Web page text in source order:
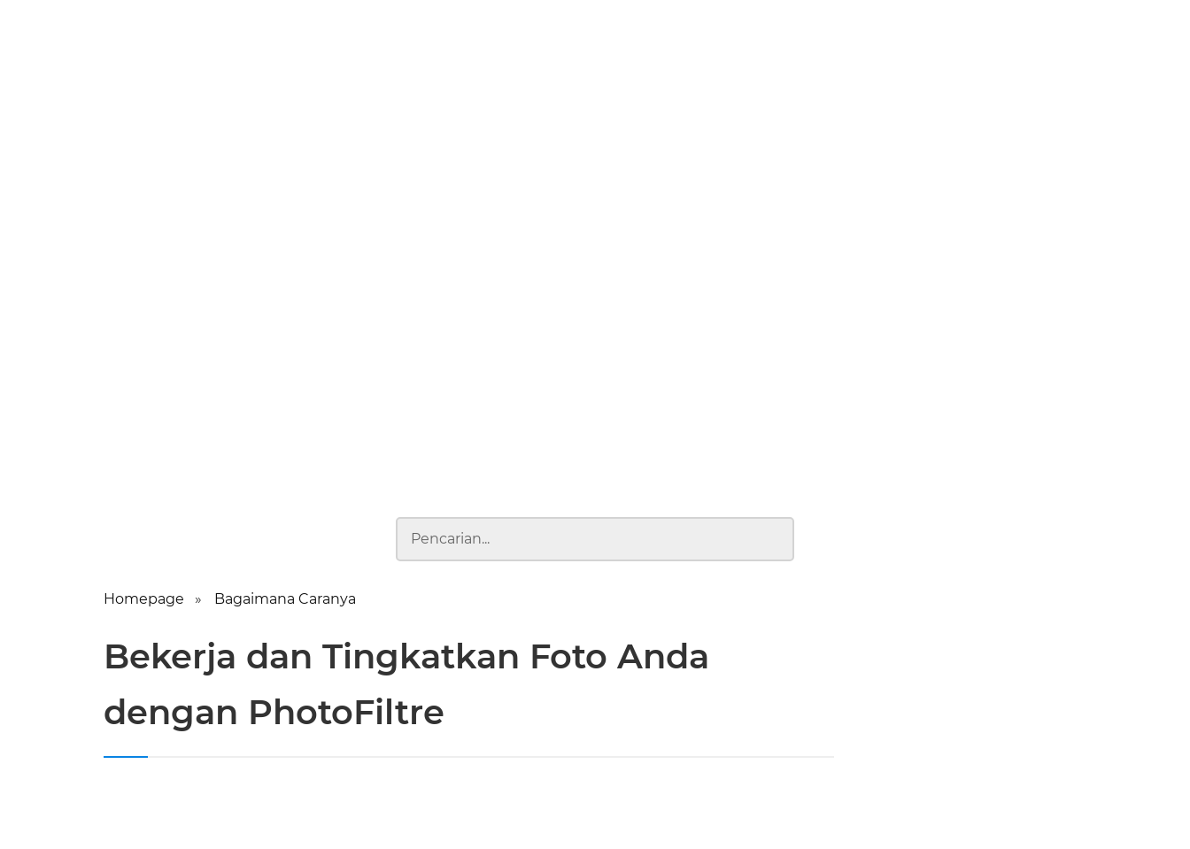
Homepage Bagaimana Caranya
Bekerja dan Tingkatkan Foto Anda
dengan PhotoFiltre